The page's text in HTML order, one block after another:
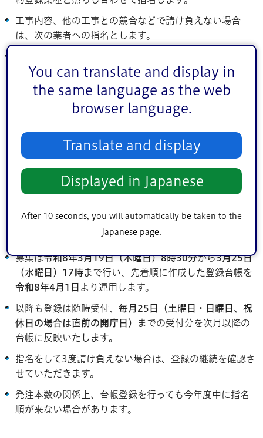
You can translate and display in
the same language as the web
browser language.
Translate and display
Displayed in Japanese
After 10 seconds, you will automatically be taken to the
Japanese page.
工事内容、他の工事との競合などで請け負えない場合
は、次の業者への指名とします。
登録方法
令和8年3月19日（木曜日）8時30分から開始になりま
登録台帳への登録
募集は令和8年3月19日（木曜日）8時30分から3月25日
（水曜日）17時まで行い、先着順に作成した登録台帳を
令和8年4月1日 より運用します。
以降も登録は随時受付、 毎月25日（土曜日・日曜日、祝
休日の場合は直前の開庁日）
までの受付分を次月以降の
台帳に反映いたします。
指名をして3度請け負えない場合は、登録の継続を確認さ
せていただきます。
発注本数の関係上、台帳登録を行っても今年度中に指名
順が来ない場合があります。